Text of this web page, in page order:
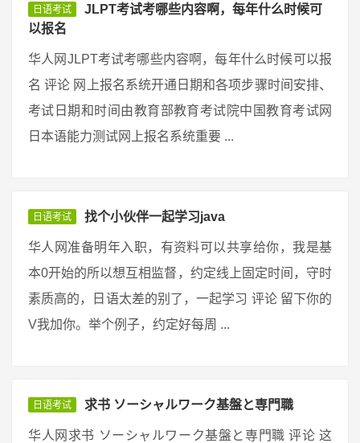
日语考试
JLPT考试考哪些内容啊，每年什么时候可
以报名
华人网JLPT考试考哪些内容啊，每年什么时候可以报
名 评论 网上报名系统开通日期和各项步骤时间安排、
考试日期和时间由教育部教育考试院中国教育考试网
日本语能力测试网上报名系统重要 ...
日语考试 找个小伙伴一起学习java
华人网准备明年入职，有资料可以共享给你，我是基
本0开始的所以想互相监督，约定线上固定时间，守时
素质高的，日语太差的别了，一起学习 评论 留下你的
V我加你。举个例子，约定好每周 ...
日语考试 求书 ソーシャルワーク基盤と専門職
华人网求书 ソーシャルワーク基盤と専門職 评论 这